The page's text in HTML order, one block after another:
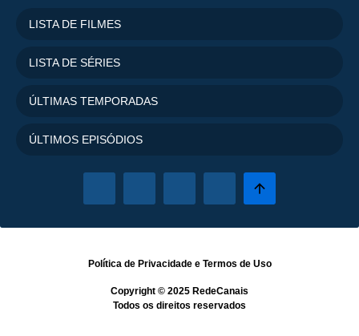
LISTA DE FILMES
LISTA DE SÉRIES
ÚLTIMAS TEMPORADAS
ÚLTIMOS EPISÓDIOS
Política de Privacidadee Termos de Uso
Copyright © 2025 RedeCanais
Todos os direitos reservados